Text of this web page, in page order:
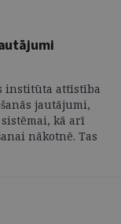
institūta attīstība
jautājumi,
kā arī
nākotnē. Tas